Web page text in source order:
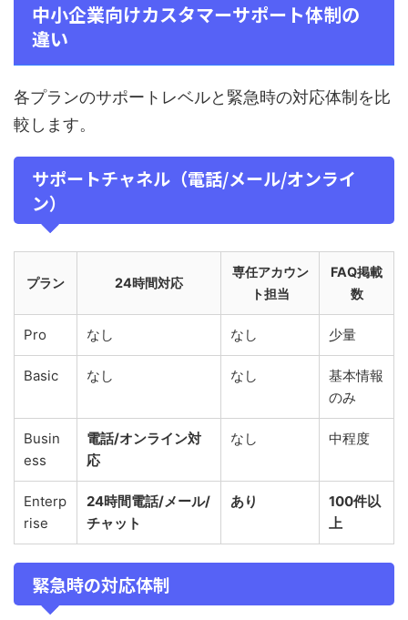
中小企業向けカスタマーサポート体制の
違い
各プランのサポートレベルと緊急時の対応体制を比
較します。
サポートチャネル（電話/メール/オンライ
ン）
プラン 24時間対応
専任アカウン
ト担当
FAQ掲載
数
Pro なし なし 少量
Basic なし なし
基本情報
のみ
Busin
ess
電話/オンライン対
応
なし 中程度
Enterp
rise
24時間電話/メール/
チャット
あり
100件以
上
緊急時の対応体制